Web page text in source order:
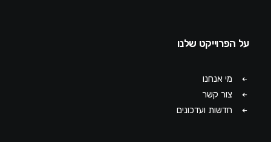
על הפרוייקט שלנו
מי אנחנו
צור קשר
חדשות ועדכונים